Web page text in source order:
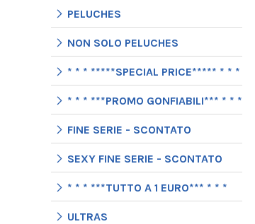
PELUCHES
NON SOLO PELUCHES
* * * *****SPECIAL PRICE***** * * *
* * * ***PROMO GONFIABILI*** * * *
FINE SERIE - SCONTATO
SEXY FINE SERIE - SCONTATO
* * * ***TUTTO A 1 EURO*** * * *
ULTRAS